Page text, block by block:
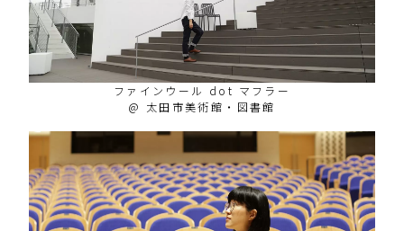
ファインウール dot マフラー
@ 太田市美術館・図書館